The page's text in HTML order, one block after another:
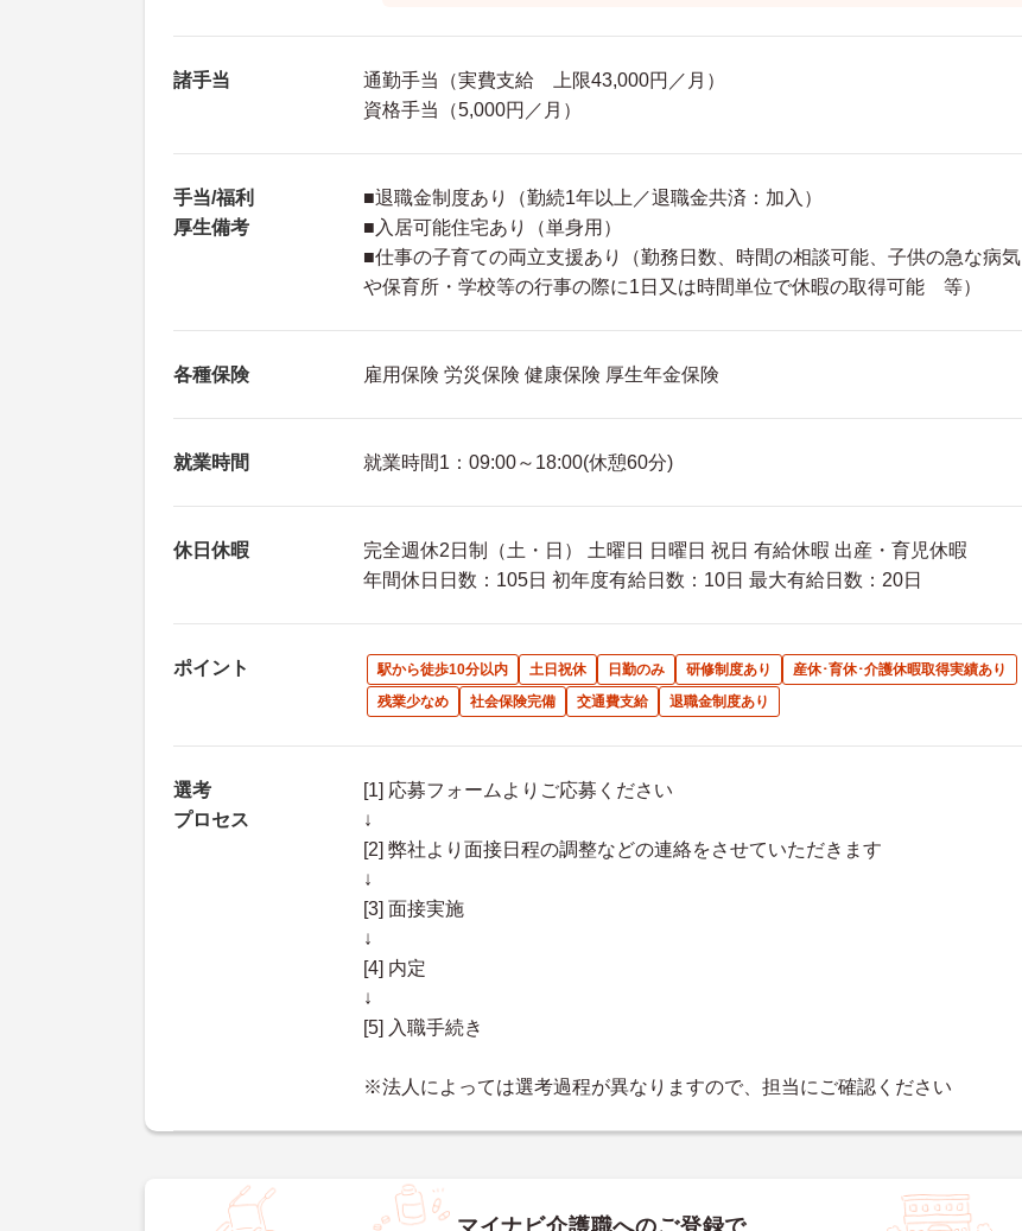
諸手当
通勤手当（実費支給 上限43,000円／月）
資格手当（5,000円／月）
手当/福利
厚生備考
■退職金制度あり（勤続1年以上／退職金共済：加入）
■入居可能住宅あり（単身用）
■仕事の子育ての両立支援あり（勤務日数、時間の相談可能、子供の急な病気
や保育所・学校等の行事の際に1日又は時間単位で休暇の取得可能 等）
各種保険 雇用保険 労災保険 健康保険 厚生年金保険
就業時間 就業時間1：09:00～18:00(休憩60分)
休日休暇
完全週休2日制（土・日） 土曜日 日曜日 祝日 有給休暇 出産・育児休暇
年間休日日数：105日 初年度有給日数：10日 最大有給日数：20日
ポイント 駅から徒歩10分以内 土日祝休 日勤のみ 研修制度あり
産休･育休･介護休暇取得実績あり
残業少なめ
社会保険完備 交通費支給 退職金制度あり
選考
プロセス
[1] 応募フォームよりご応募ください
↓
[2] 弊社より面接日程の調整などの連絡をさせていただきます
↓
[3] 面接実施
↓
[4] 内定
↓
[5] 入職手続き
※法人によっては選考過程が異なりますので、担当にご確認ください